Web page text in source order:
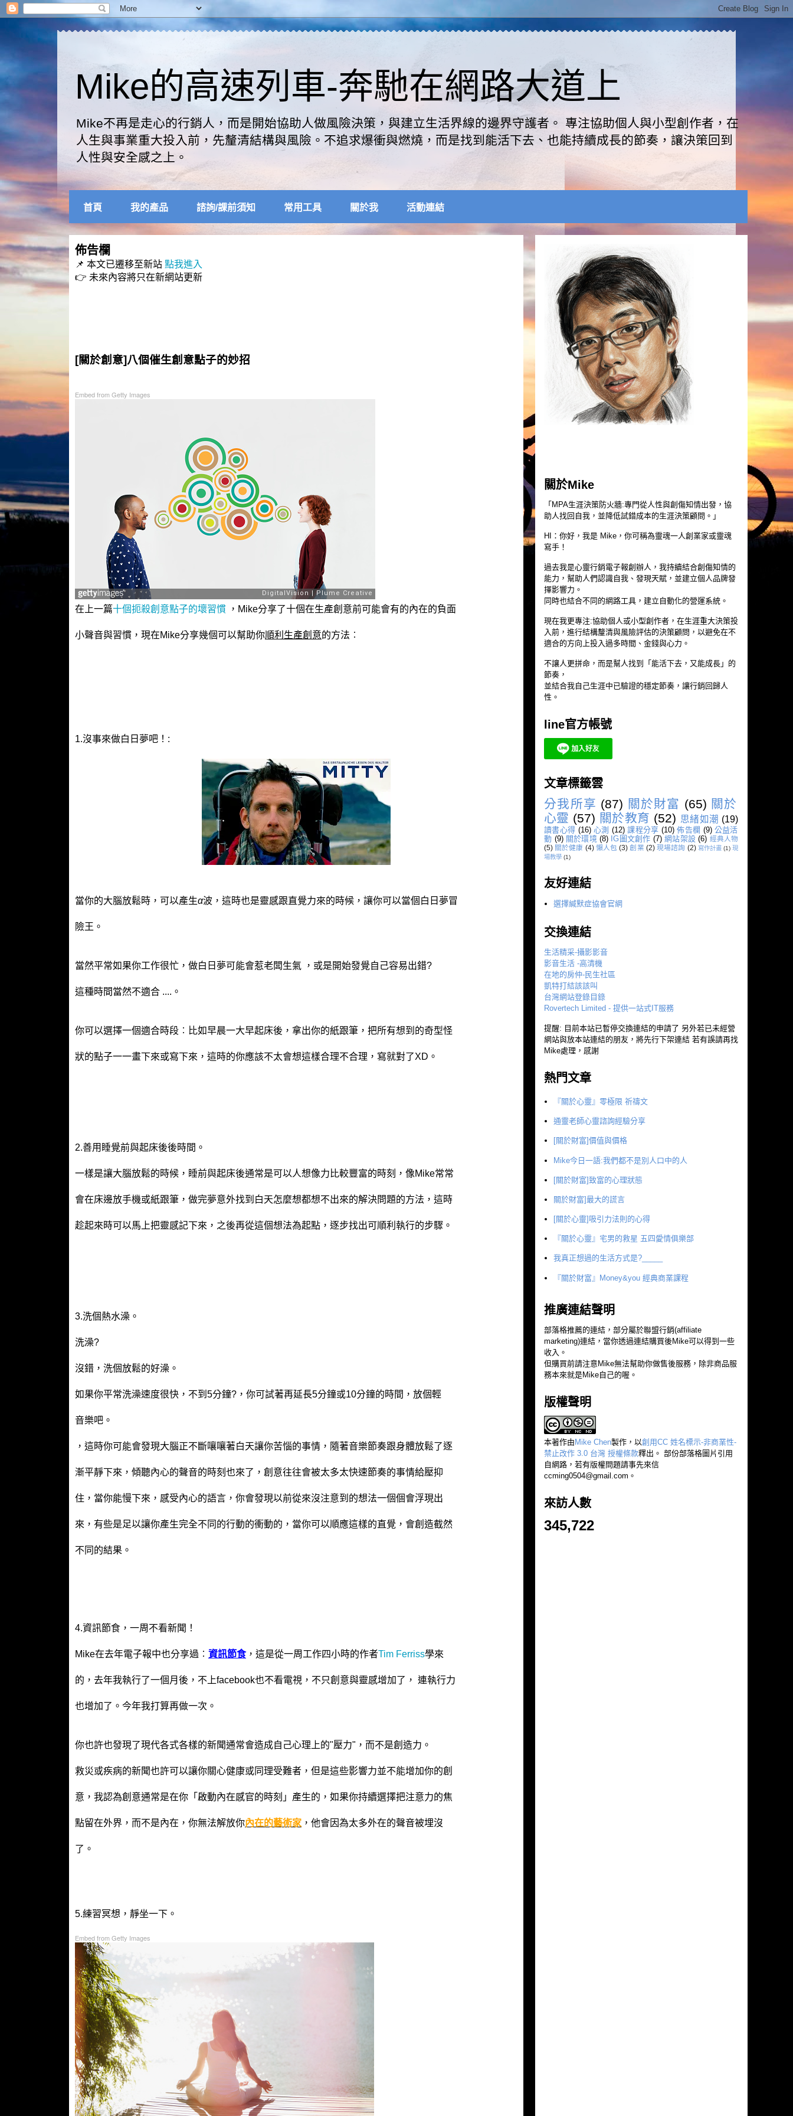
Mike的高速列車-奔馳在網路大道上
Mike不再是走心的行銷人，而是開始協助人做風險決策，與建立生活界線的邊界守護者。 專注協助個人與小型創作者，在
人生與事業重大投入前，先釐清結構與風險。不追求爆衝與燃燒，而是找到能活下去、也能持續成長的節奏，讓決策回到
人性與安全感之上。
首頁 我的產品 諮詢/課前須知 常用工具 關於我 活動連結
佈告欄
📌 本文已遷移至新站 點我進入
👉 未來內容將只在新網站更新
[關於創意]八個催生創意點子的妙招
Embed from Getty Images
在上一篇十個扼殺創意點子的壞習慣 ，Mike分享了十個在生產創意前可能會有的內在的負面
小聲音與習慣，現在Mike分享幾個可以幫助你順利生產創意的方法︰
1.沒事來做白日夢吧！:
當你的大腦放鬆時，可以產生α波 ，這時也是靈感跟直覺力來的時候，讓你可以當個白日夢冒
險王。
當然平常如果你工作很忙，做白日夢可能會惹老闆生氣 ，或是開始發覺自己容易出錯?
這種時間當然不適合 ....。
你可以選擇一個適合時段︰比如早晨一大早起床後，拿出你的紙跟筆，把所有想到的奇型怪
狀的點子一一畫下來或寫下來，這時的你應該不太會想這樣合理不合理，寫就對了XD。
2.善用睡覺前與起床後後時間。
一樣是讓大腦放鬆的時候，睡前與起床後通常是可以人想像力比較豐富的時刻，像Mike常常
會在床邊放手機或紙跟筆，做完夢意外找到白天怎麼想都想不出來的解決問題的方法，這時
趁起來時可以馬上把靈感記下來，之後再從這個想法為起點，逐步找出可順利執行的步驟。
3.洗個熱水澡。
洗澡?
沒錯，洗個放鬆的好澡。
如果你平常洗澡速度很快，不到5分鐘?，你可試著再延長5分鐘或10分鐘的時間，放個輕
音樂吧。
，這時你可能會發現大腦正不斷嚷嚷著白天讓你苦惱的事情，隨著音樂節奏跟身體放鬆了逐
漸平靜下來，傾聽內心的聲音的時刻也來了，創意往往會被太多太快速節奏的事情給壓抑
住，當你能慢下來，感受內心的語言，你會發現以前從來沒注意到的想法一個個會浮現出
來，有些是足以讓你產生完全不同的行動的衝動的，當你可以順應這樣的直覺，會創造截然
不同的結果。
4.資訊節食，一周不看新聞！
Mike在去年電子報中也分享過︰ 資訊節食，這是從一周工作四小時的作者Tim Ferriss學來
的，去年我執行了一個月後，不上facebook也不看電視，不只創意與靈感增加了， 連執行力
也增加了。今年我打算再做一次。
你也許也發現了現代各式各樣的新聞通常會造成自己心理上的"壓力"，而不是創造力。
救災或疾病的新聞也許可以讓你關心健康或同理受難者，但是這些影響力並不能增加你的創
意，我認為創意通常是在你「啟動內在感官的時刻」產生的，如果你持續選擇把注意力的焦
點留在外界，而不是內在，你無法解放你內在的藝術家 ，他會因為太多外在的聲音被埋沒
了。
5.練習冥想，靜坐一下。
Embed from Getty Images
關於Mike
「MPA生涯決策防火牆:專門從人性與創傷知情出發，協
助人找回自我，並降低試錯成本的生涯決策顧問。」
HI：你好，我是 Mike，你可稱為靈魂一人創業家或靈魂
寫手！
過去我是心靈行銷電子報創辦人，我持續結合創傷知情的
能力，幫助人們認識自我、發現天賦，並建立個人品牌發
揮影響力。
同時也結合不同的網路工具，建立自動化的營運系統。
現在我更專注:協助個人或小型創作者，在生涯重大決策投
入前，進行結構釐清與風險評估的決策顧問，以避免在不
適合的方向上投入過多時間、金錢與心力。
不讓人更拼命，而是幫人找到「能活下去，又能成長」的
節奏，
並結合我自己生涯中已驗證的穩定節奏，讓行銷回歸人
性。
line官方帳號
文章標籤雲
分我所享 (87) 關於財富 (65) 關於
心靈 (57) 關於教育 (52) 思緒如潮 (19)
讀書心得 (16) 心測 (12) 課程分享 (10) 佈告欄 (9) 公益活
動 (9) 關於環境 (8) IG圖文創作 (7) 網站架設 (6) 經典人物
(5) 關於健康 (4) 懶人包 (3) 創業 (2) 現場諮詢 (2) 寫作計畫 (1) 現
場教學 (1)
友好連結
選擇緘默症協會官網
交換連結
生活精采-攝影影音
影音生活 -高清機
在地的房仲-民生社區
凱特打結該該叫
台灣網站登錄目錄
Rovertech Limited - 提供一站式IT服務
提醒: 目前本站已暫停交換連結的申請了 另外若已未經營
網站與放本站連結的朋友，將先行下架連結 若有誤請再找
Mike處理，感謝
熱門文章
『關於心靈』零極限 祈禱文
通靈老師心靈諮詢經驗分享
[關於財富]價值與價格
Mike今日一語:我們都不是別人口中的人
[關於財富]致富的心理狀態
關於財富]最大的謊言
[關於心靈]吸引力法則的心得
『關於心靈』宅男的救星 五四愛情俱樂部
我真正想過的生活方式是?_____
『關於財富』Money&you 經典商業課程
推廣連結聲明
部落格推薦的連結，部分屬於聯盟行銷(affiliate
marketing)連結，當你透過連結購買後Mike可以得到一些
收入。
但購買前請注意Mike無法幫助你做售後服務，除非商品服
務本來就是Mike自己的喔。
版權聲明
本著作由 Mike Chen製作，以創用CC 姓名標示-非商業性-
禁止改作 3.0 台灣 授權條款釋出。 部份部落格圖片引用
自網路，若有版權問題請事先來信
ccming0504@gmail.com 。
來訪人數
345,722